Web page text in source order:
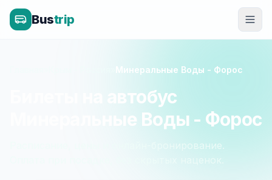
Bustrip
Минеральные Воды - Форос
Билеты на автобус
Минеральные Воды - Форос
Расписание, цены и онлайн-бронирование.
Оплата при посадке, без скрытых наценок.